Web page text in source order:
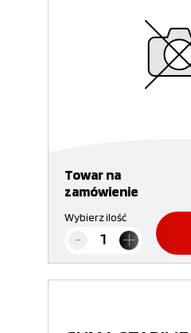
Towar na
zamówienie
Wybierz ilość